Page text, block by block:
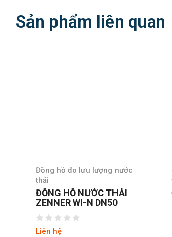
Sản phẩm liên quan
Đồng hồ đo lưu lượng nước
thải
ĐỒNG HỒ NƯỚC THẢI
ZENNER WI-N QN175
DN125
Liên hệ